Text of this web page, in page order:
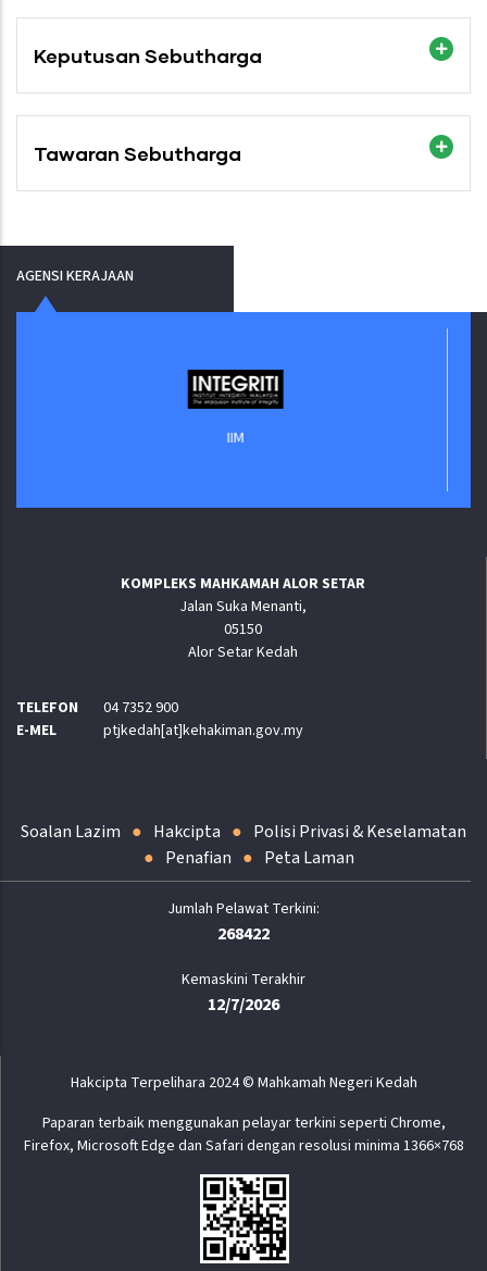
Keputusan Sebutharga
Tawaran Sebutharga
AGENSI KERAJAAN
KOMPLEKS MAHKAMAH ALOR SETAR
Jalan Suka Menanti,
05150
Alor Setar Kedah
TELEFON
04 7352 900
E-MEL
ptjkedah[at]kehakiman.gov.my
Soalan Lazim Hakcipta
Polisi Privasi & Keselamatan
Penafian
Peta Laman
268422
Kemaskini Terakhir
12/7/2026
Hakcipta Terpelihara 2024 © Mahkamah Negeri Kedah
Paparan terbaik menggunakan pelayar terkini seperti Chrome,
Firefox, Microsoft Edge dan Safari dengan resolusi minima 1366×768